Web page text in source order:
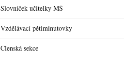
Slovníček učitelky MŠ
Vzdělávací pětiminutovky
Členská sekce